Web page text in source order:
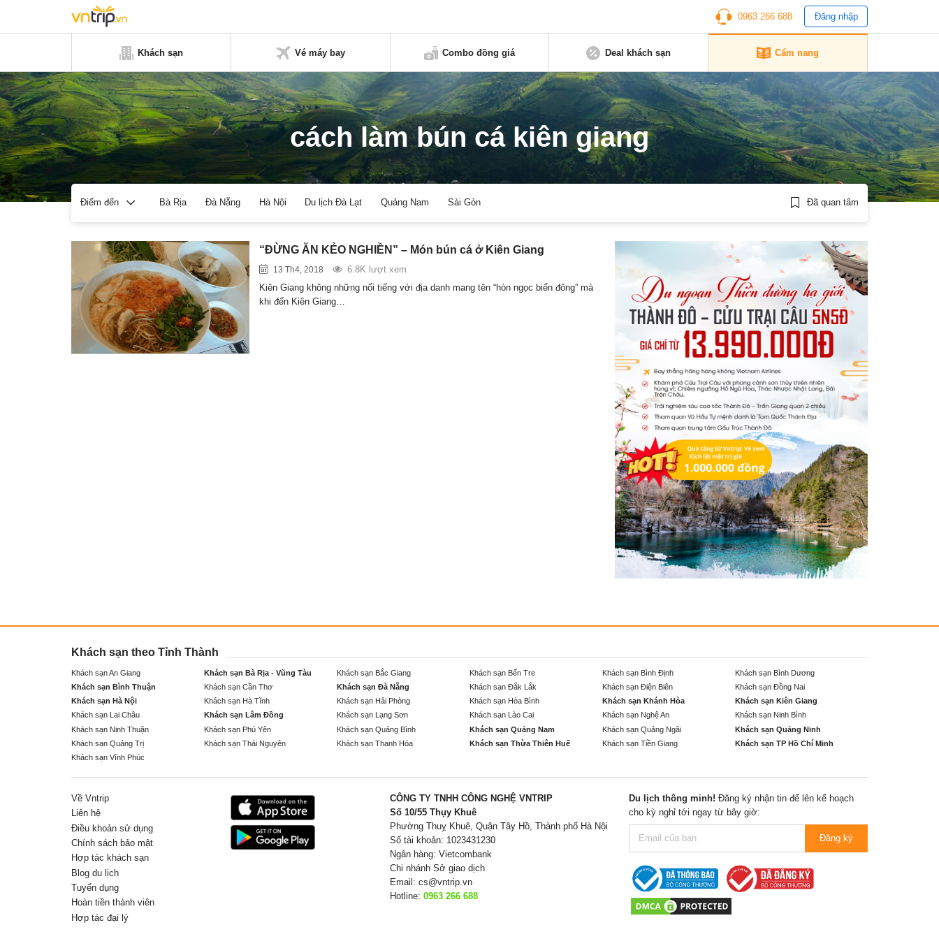
0963 266 688 Đăng nhập
Khách sạn Vé máy bay Combo đồng giá Deal khách sạn Cẩm nang
cách làm bún cá kiên giang
Điểm đến Bà Rịa Đà Nẵng Hà Nội Du lịch Đà Lạt Quảng Nam Sài Gòn Đã quan tâm
“ĐỪNG ĂN KẺO NGHIỀN” – Món bún cá ở Kiên Giang
13 Th4, 2018
6.8K lượt xem
Kiên Giang không những nổi tiếng với địa danh mang tên “hòn ngọc biển đông” mà
khi đến Kiên Giang…
Khách sạn theo Tỉnh Thành
Khách sạn An Giang Khách sạn Bà Rịa - Vũng Tàu Khách sạn Bắc Giang Khách sạn Bến Tre Khách sạn Bình Định
Khách sạn Bình Dương
Khách sạn Bình Thuận
Khách sạn Cần Thơ Khách sạn Đà Nẵng Khách sạn Đắk Lắk Khách sạn Điện Biên
Khách sạn Đồng Nai
Khách sạn Hà Nội
Khách sạn Hà Tĩnh Khách sạn Hải Phòng Khách sạn Hòa Bình Khách sạn Khánh Hòa
Khách sạn Kiên Giang
Khách sạn Lai Châu
Khách sạn Lâm Đồng Khách sạn Lạng Sơn Khách sạn Lào Cai Khách sạn Nghệ An
Khách sạn Ninh Bình
Khách sạn Ninh Thuận
Khách sạn Phú Yên Khách sạn Quảng Bình Khách sạn Quảng Nam Khách sạn Quảng Ngãi
Khách sạn Quảng Ninh
Khách sạn Quảng Trị
Khách sạn Thái Nguyên Khách sạn Thanh Hóa Khách sạn Thừa Thiên Huế Khách sạn Tiền Giang
Khách sạn TP Hồ Chí Minh
Khách sạn Vĩnh Phúc
Về Vntrip
Liên hệ
Điều khoản sử dụng
Chính sách bảo mật
Hợp tác khách sạn
Blog du lịch
Tuyển dụng
Hoàn tiền thành viên
Hợp tác đại lý
CÔNG TY TNHH CÔNG NGHỆ VNTRIP
Số 10/55 Thụy Khuê
Phường Thuỵ Khuê, Quận Tây Hồ, Thành phố Hà Nội
Số tài khoản: 1023431230
Ngân hàng: Vietcombank
Chi nhánh Sở giao dịch
Email: cs@vntrip.vn
Hotline: 0963 266 688
Du lịch thông minh! Đăng ký nhận tin để lên kế hoạch
cho kỳ nghỉ tới ngay từ bây giờ:
Đăng ký